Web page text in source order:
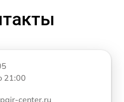
21:00
center.ru